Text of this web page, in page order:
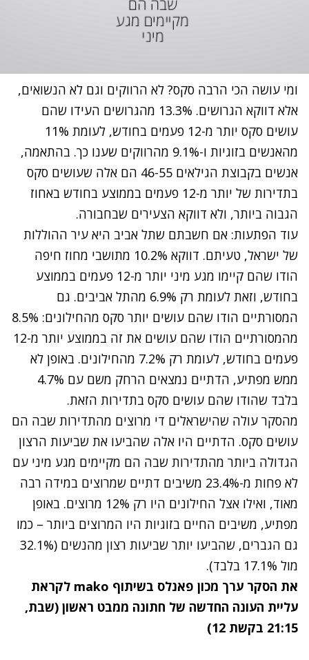
ומי עושה הכי הרבה סקס? לא הרווקים וגם לא הנשואים,
אלא דווקא הגרושים. 13.3% מהגרושים העידו שהם
עושים סקס יותר מ-12 פעמים בחודש, לעומת 11%
מהאנשים בזוגיות ו-9.1% מהרווקים שענו כך. בהתאמה,
אנשים בקבוצת הגילאים 46-55 הם אלה שעושים סקס
בתדירות של יותר מ-12 פעמים בממוצע בחודש באחוז
הגבוה ביותר, ולא דווקא הצעירים שבחבורה.
עוד הפתעות: אם חשבתם שתל אביב היא עיר ההוללות
של ישראל, טעיתם. דווקא 10.2% מתושבי מחוז חיפה
הודו שהם קיימו מגע מיני יותר מ-12 פעמים בממוצע
בחודש, וזאת לעומת רק 6.9% מהתל אביבים. גם
המסורתיים הודו שהם עושים יותר סקס מהחילונים: 8.5%
מהמסורתיים הודו שהם עושים את זה בממוצע יותר מ-12
פעמים בחודש, לעומת רק 7.2% מהחילונים. באופן לא
ממש מפתיע, הדתיים נמצאים הרחק משם עם 4.7%
בלבד שהודו שהם עושים סקס בתדירות הזאת.
מהסקר עולה שהישראלים די מרוצים מהתדירות שבה הם
עושים סקס. הדתיים היו אלה שהביעו את שביעות הרצון
הגדולה ביותר מהתדירות שבה הם מקיימים מגע מיני עם
לא פחות מ-23.4% משיבים דתיים שמרוצים במידה רבה
מאוד, ואילו אצל החילונים היו רק 12% מרוצים. באופן
מפתיע, משיבים החיים בזוגיות היו המרוצים ביותר – כמו
גם הגברים, שהביעו יותר שביעות רצון מהנשים (32.1%
מול 17.1% בלבד).
את הסקר ערך מכון פאנלס בשיתוף mako לקראת
עליית העונה החדשה של חתונה ממבט ראשון (שבת,
21:15 בקשת 12)